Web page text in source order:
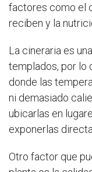
factores como el
reciben y la
La cineraria es
templados, por lo
donde las
ni demasiado
ubicarlas en
exponerlas
Otro factor que